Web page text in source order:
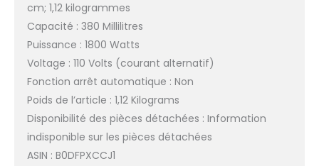
cm; 1,12 kilogrammes
Capacité : 380 Millilitres
Puissance : 1800 Watts
Voltage : 110 Volts (courant alternatif)
Fonction arrêt automatique : Non
Poids de l’article : 1,12 Kilograms
Disponibilité des pièces détachées : Information
indisponible sur les pièces détachées
ASIN : B0DFPXCCJ1